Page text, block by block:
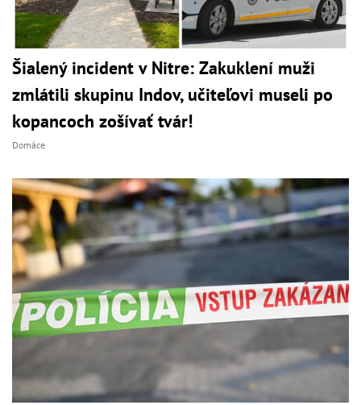
Šialený incident v Nitre: Zakuklení muži
zmlátili skupinu Indov, učiteľovi museli po
kopancoch zošívať tvár!
Domáce